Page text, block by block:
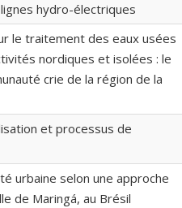
hydro-électriques
le traitement des eaux usées
nordiques et isolées : le
crie de la région de la
et processus de
urbaine selon une approche
de Maringá, au Brésil